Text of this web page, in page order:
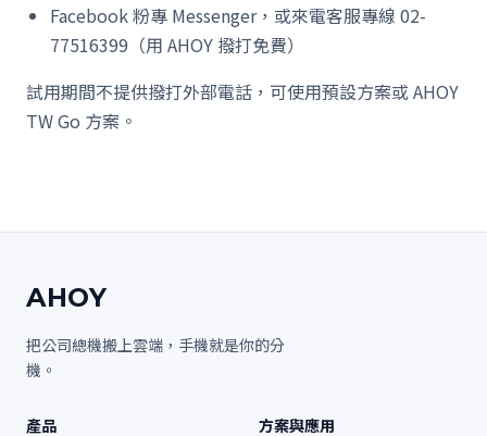
Facebook 粉專 Messenger，或來電客服專線 02-
77516399（用 AHOY 撥打免費）
試用期間不提供撥打外部電話，可使用預設方案或 AHOY
TW Go 方案。
AHOY
把公司總機搬上雲端，手機就是你的分
機。
產品 方案與應用